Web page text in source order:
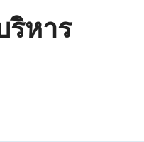
ริหาร